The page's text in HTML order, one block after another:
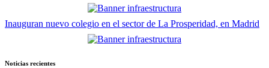
Navegación
entradas
Inauguran nuevo colegio en el sector de La Prosperidad, en Madrid
Noticias recientes